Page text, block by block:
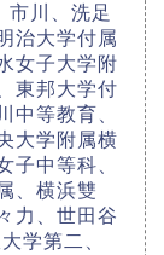
市川、洗足
治大学付属
女子大学附
東邦大学付
中等教育、
大学附属横
子中等科、
、横浜雙
力、世田谷
学第二、